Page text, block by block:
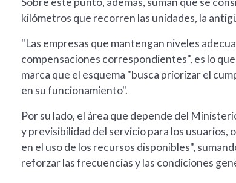
kilómetros que recorren las unidades, la
"Las empresas que mantengan niveles
compensaciones correspondientes", es lo
marca que el esquema "busca priorizar el
en su funcionamiento".
Por su lado, el área que depende del
y previsibilidad del servicio para los
en el uso de los recursos disponibles",
reforzar las frecuencias y las condiciones